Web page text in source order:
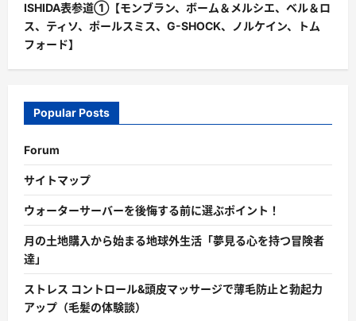
ISHIDA表参道①【モンブラン、ボーム＆メルシエ、ベル＆ロ
ス、ティソ、ポールスミス、G-SHOCK、ノルケイン、トム
フォード】
Popular Posts
Forum
サイトマップ
ウォーターサーバーを後悔する前に選ぶポイント！
月の土地購入から始まる地球外生活「夢見る心を持つ冒険者
達」
ストレス コントロール&頭皮マッサージで薄毛防止と勃起力
アップ（毛髪の体験談）